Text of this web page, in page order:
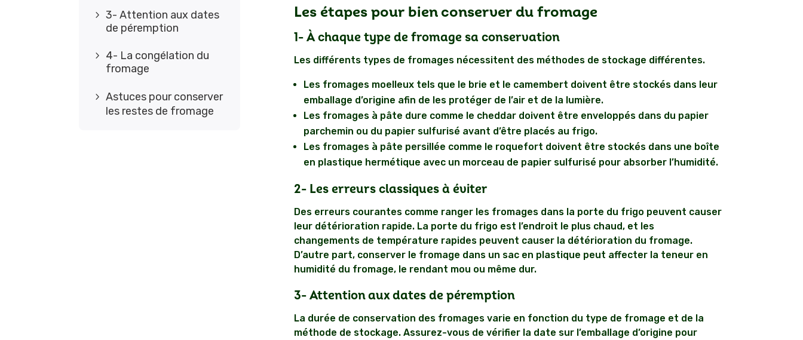
5 3- Attention aux dates
de péremption
5 4- La congélation du
fromage
5 Astuces pour conserver
les restes de fromage
Les étapes pour bien conserver du fromage
1- À chaque type de fromage sa conservation
Les différents types de fromages nécessitent des méthodes de stockage différentes.
Les fromages moelleux tels que le brie et le camembert doivent être stockés dans leur
emballage d’origine afin de les protéger de l’air et de la lumière.
Les fromages à pâte dure comme le cheddar doivent être enveloppés dans du papier
parchemin ou du papier sulfurisé avant d’être placés au frigo.
Les fromages à pâte persillée comme le roquefort doivent être stockés dans une boîte
en plastique hermétique avec un morceau de papier sulfurisé pour absorber l’humidité.
2- Les erreurs classiques à éviter
Des erreurs courantes comme ranger les fromages dans la porte du frigo peuvent causer
leur détérioration rapide. La porte du frigo est l’endroit le plus chaud, et les
changements de température rapides peuvent causer la détérioration du fromage.
D’autre part, conserver le fromage dans un sac en plastique peut affecter la teneur en
humidité du fromage, le rendant mou ou même dur.
3- Attention aux dates de péremption
La durée de conservation des fromages varie en fonction du type de fromage et de la
méthode de stockage. Assurez-vous de vérifier la date sur l’emballage d’origine pour